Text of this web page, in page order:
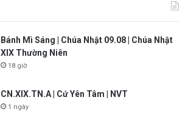
Bánh Mì Sáng | Chúa Nhật 09.08 | Chúa Nhật
XIX Thường Niên
18 giờ
CN.XIX.TN.A | Cứ Yên Tâm | NVT
1 ngày